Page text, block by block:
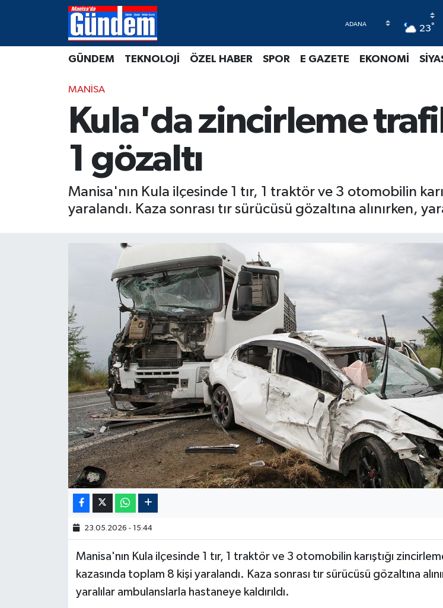
23°
GÜNDEM TEKNOLOJİ ÖZEL HABER SPOR E GAZETE EKONOMİ
MANİSA
Kula'da zincirleme
1 gözaltı
Manisa'nın Kula ilçesinde 1 tır, 1 traktör ve 3 otomobilin
yaralandı. Kaza sonrası tır sürücüsü gözaltına alınırken,
23.05.2026 - 15:44
Manisa'nın Kula ilçesinde 1 tır, 1 traktör ve 3 otomobilin karıştığı
kazasında toplam 8 kişi yaralandı. Kaza sonrası tır sürücüsü gözaltına
yaralılar ambulanslarla hastaneye kaldırıldı.
Manisa Hava Durumu
Süper Lig Puan Durumu ve Fikstür
Tüm Manşetler
Son Dakika Haberleri
Haber Arşivi